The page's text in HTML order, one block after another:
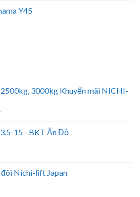
Y45
2500kg, 3000kg Khuyến mãi NICHI-
15 - BKT Ấn Độ
đôi Nichi-lift Japan